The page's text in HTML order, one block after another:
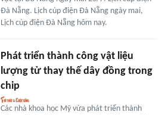
Đà Nẵng. Lịch cúp điện Đà Nẵng ngày mai,
Lịch cúp điện Đà Nẵng hôm nay.
Phát triển thành công vật liệu
lượng tử thay thế dây đồng trong
chip
Các nhà khoa học Mỹ vừa phát triển thành